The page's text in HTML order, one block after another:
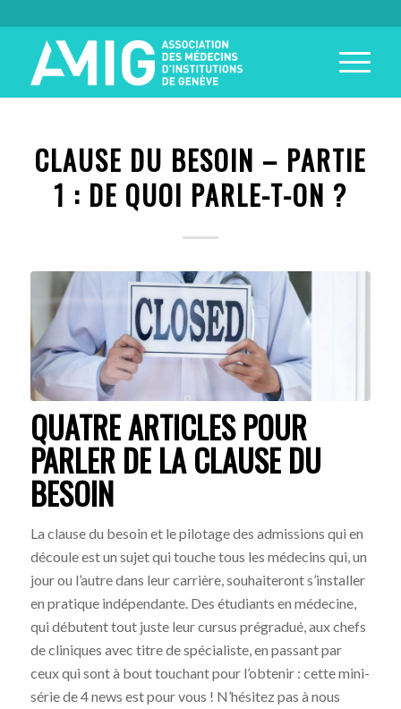
CLAUSE DU BESOIN – PARTIE
1 : DE QUOI PARLE-T-ON ?
QUATRE ARTICLES POUR
PARLER DE LA CLAUSE DU
BESOIN
La clause du besoin et le pilotage des admissions qui en
découle est un sujet qui touche tous les médecins qui, un
jour ou l’autre dans leur carrière, souhaiteront s’installer
en pratique indépendante. Des étudiants en médecine,
qui débutent tout juste leur cursus prégradué, aux chefs
de cliniques avec titre de spécialiste, en passant par
ceux qui sont à bout touchant pour l’obtenir : cette mini-
série de 4 news est pour vous ! N’hésitez pas à nous